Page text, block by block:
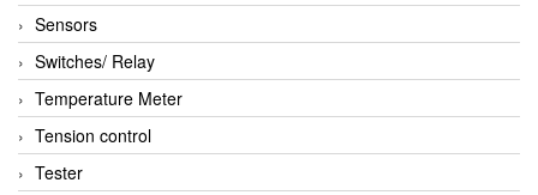
Sensors
Switches/ Relay
Temperature Meter
Tension control
Tester